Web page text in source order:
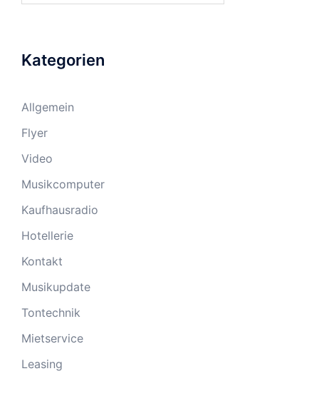
Kategorien
Allgemein
Flyer
Video
Musikcomputer
Kaufhausradio
Hotellerie
Kontakt
Musikupdate
Tontechnik
Mietservice
Leasing